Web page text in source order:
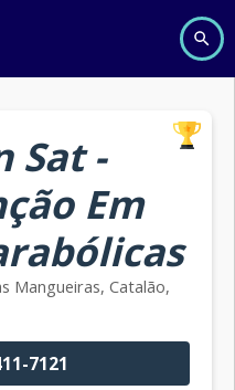
Sat -
Em
Mangueiras, Catalão,
7121